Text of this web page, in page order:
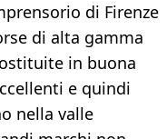
di Firenze
di alta gamma
in buona
e quindi
nella valle